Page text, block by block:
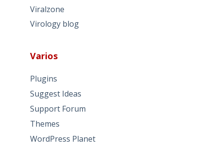
Viralzone
Virology blog
Varios
Plugins
Suggest Ideas
Support Forum
Themes
WordPress Planet